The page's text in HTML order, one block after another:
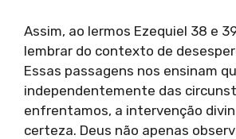
Assim, ao lermos Ezequiel 38 e
lembrar do contexto de
Essas passagens nos ensinam
independentemente das
enfrentamos, a intervenção
certeza. Deus não apenas